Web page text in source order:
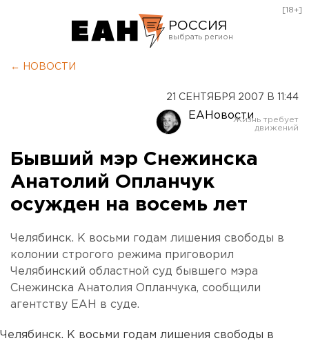
РОССИЯ
Оренбург
[18+]
← НОВОСТИ
21 СЕНТЯБРЯ 2007 В 11:44
ЕАНовости
Бывший мэр Снежинска
Анатолий Опланчук
осужден на восемь лет
Челябинск. К восьми годам лишения свободы в
колонии строгого режима приговорил
Челябинский областной суд бывшего мэра
Снежинска Анатолия Опланчука, сообщили
агентству ЕАН в суде.
Челябинск. К восьми годам лишения свободы в